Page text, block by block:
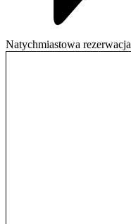
Natychmiastowa rezerwacja